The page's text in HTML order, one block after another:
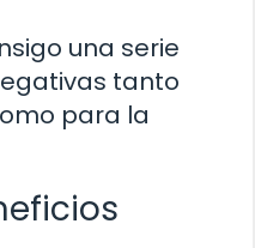
una serie
tanto
para la